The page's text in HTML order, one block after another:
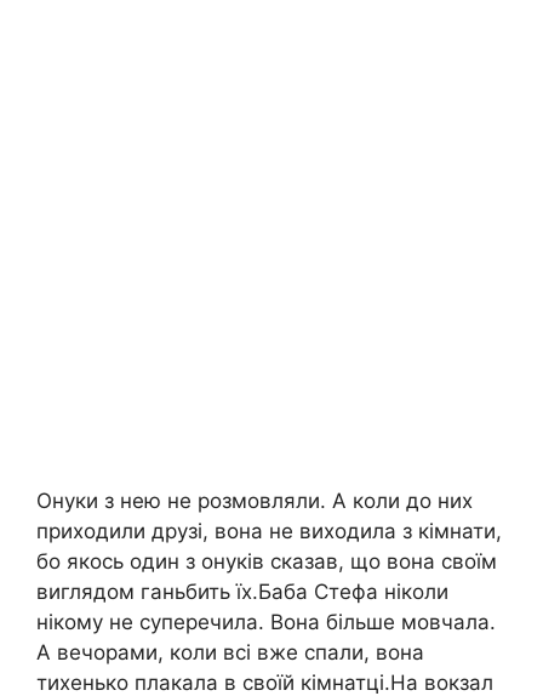
Онуки з нею не розмовляли. А коли до них
приходили друзі, вона не виходила з кімнати,
бо якось один з онуків сказав, що вона своїм
виглядом ганьбить їх.Баба Стефа ніколи
нікому не суперечила. Вона більше мовчала.
А вечорами, коли всі вже спали, вона
тихенько плакала в своїй кімнатці.На вокзал